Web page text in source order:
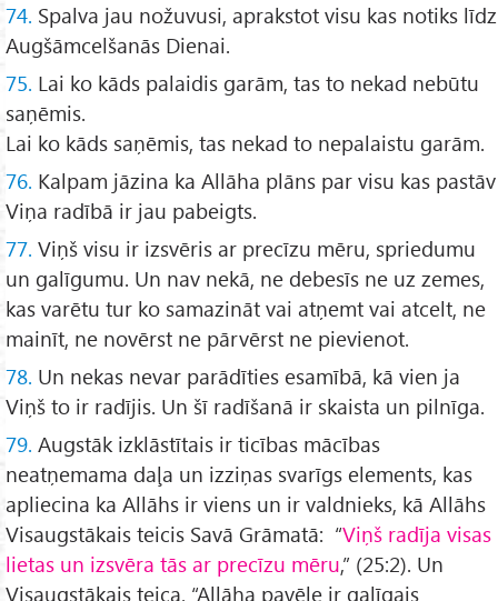
74. Spalva jau nožuvusi, aprakstot visu kas notiks līdz
Augšāmcelšanās Dienai.
75. Lai ko kāds palaidis garām, tas to nekad nebūtu
saņēmis.
Lai ko kāds saņēmis, tas nekad to nepalaistu garām.
76. Kalpam jāzina ka Allāha plāns par visu kas pastāv
Viņa radībā ir jau pabeigts.
77. Viņš visu ir izsvēris ar precīzu mēru, spriedumu
un galīgumu. Un nav nekā, ne debesīs ne uz zemes,
kas varētu tur ko samazināt vai atņemt vai atcelt, ne
mainīt, ne novērst ne pārvērst ne pievienot.
78. Un nekas nevar parādīties esamībā, kā vien ja
Viņš to ir radījis. Un šī radīšanā ir skaista un pilnīga.
79. Augstāk izklāstītais ir ticības mācības
neatņemama daļa un izziņas svarīgs elements, kas
apliecina ka Allāhs ir viens un ir valdnieks, kā Allāhs
Visaugstākais teicis Savā Grāmatā: “Viņš radīja visas
lietas un izsvēra tās ar precīzu mēru,” (25:2). Un
Visaugstākais teica, “Allāha pavēle ir galīgais